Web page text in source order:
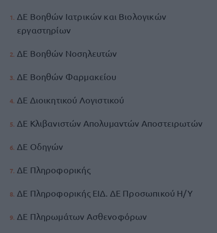
ΔΕ Βοηθών Ιατρικών και Βιολογικών
εργαστηρίων
ΔΕ Βοηθών Νοσηλευτών
ΔΕ Βοηθών Φαρμακείου
ΔΕ Διοικητικού Λογιστικού
ΔΕ Κλιβανιστών Απολυμαντών Αποστειρωτών
ΔΕ Οδηγών
ΔΕ Πληροφορικής
ΔΕ Πληροφορικής ΕΙΔ. ΔΕ Προσωπικού Η/Υ
ΔΕ Πληρωμάτων Ασθενοφόρων